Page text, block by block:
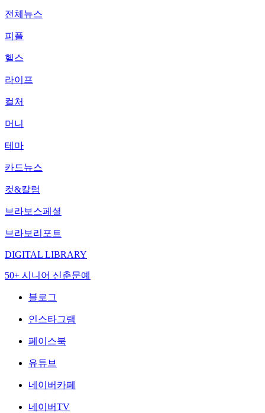
전체뉴스
피플
헬스
라이프
컬처
머니
테마
카드뉴스
컷&칼럼
브라보스페셜
브라보리포트
DIGITAL LIBRARY
50+ 시니어 신춘문예
블로그
인스타그램
페이스북
유튜브
네이버카페
네이버TV